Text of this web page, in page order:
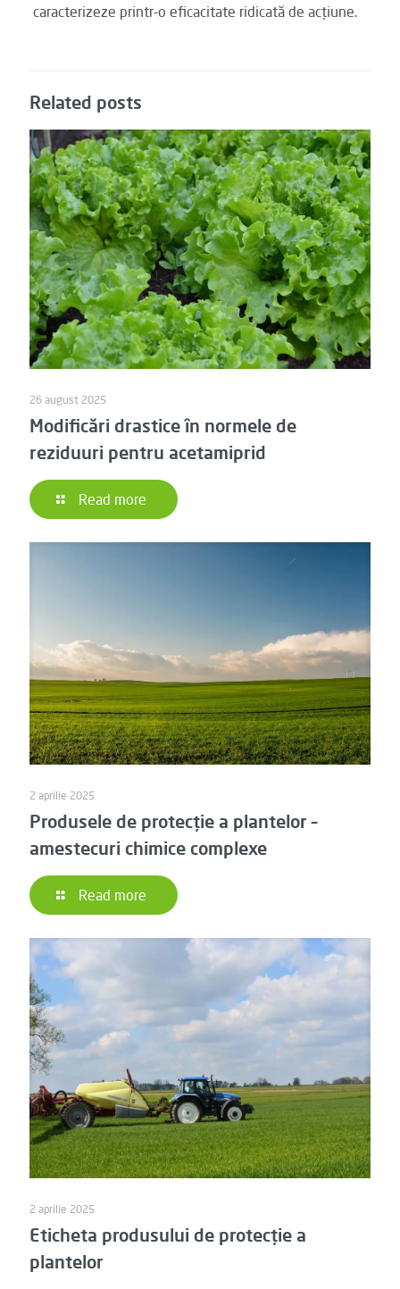
caracterizeze printr-o eficacitate ridicată de acțiune.
Related posts
26 august 2025
Modificări drastice în normele de
reziduuri pentru acetamiprid
Read more
2 aprilie 2025
Produsele de protecție a plantelor –
amestecuri chimice complexe
Read more
2 aprilie 2025
Eticheta produsului de protecție a
plantelor